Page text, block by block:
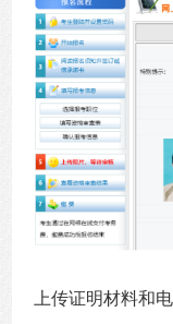
上传证明材料和